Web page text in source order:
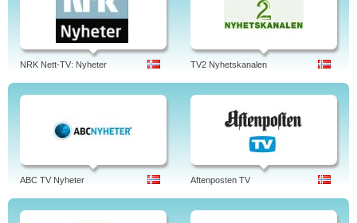
NRK Nett-TV: Nyheter TV2 Nyhetskanalen
ABC TV Nyheter Aftenposten TV